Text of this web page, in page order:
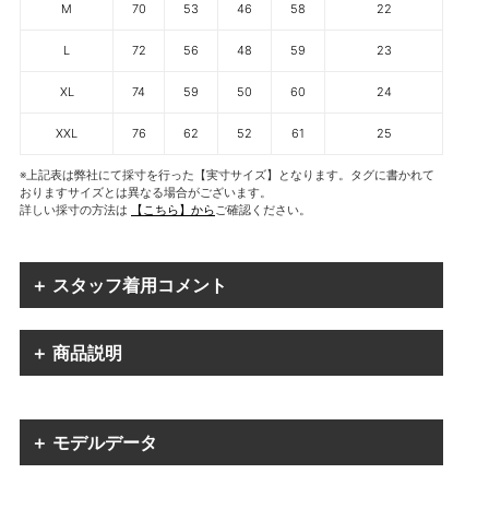
M 70 53 46 58 22
L 72 56 48 59 23
XL 74 59 50 60 24
XXL 76 62 52 61 25
※上記表は弊社にて採寸を行った【実寸サイズ】となります。タグに書かれて
おりますサイズとは異なる場合がございます。
詳しい採寸の方法は
【こちら】からご確認ください。
＋ スタッフ着用コメント
＋ 商品説明
＋ モデルデータ